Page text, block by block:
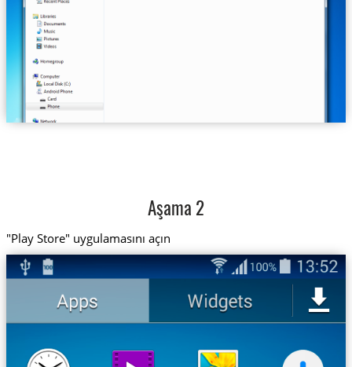
Aşama 2
"Play Store" uygulamasını açın